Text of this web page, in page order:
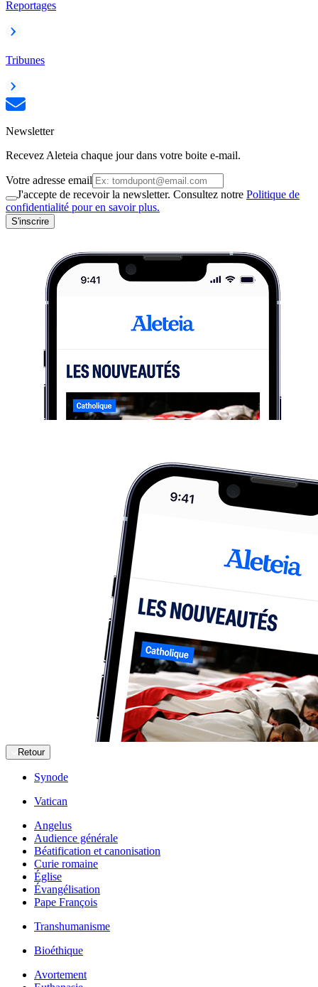
Reportages
Tribunes
Newsletter
Recevez Aleteia chaque jour dans votre boite e-mail.
Votre adresse email
J'accepte de recevoir la newsletter. Consultez notre Politique de
confidentialité pour en savoir plus.
S'inscrire
Retour
Synode
Vatican
Angelus
Audience générale
Béatification et canonisation
Curie romaine
Église
Évangélisation
Pape François
Transhumanisme
Bioéthique
Avortement